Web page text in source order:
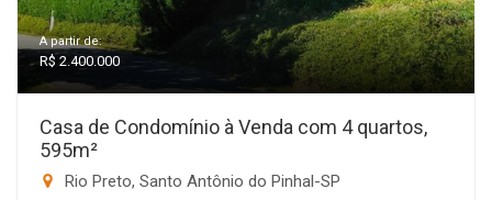
A partir de:
R$ 2.400.000
Casa de Condomínio à Venda com 4 quartos,
595m²
Rio Preto, Santo Antônio do Pinhal-SP